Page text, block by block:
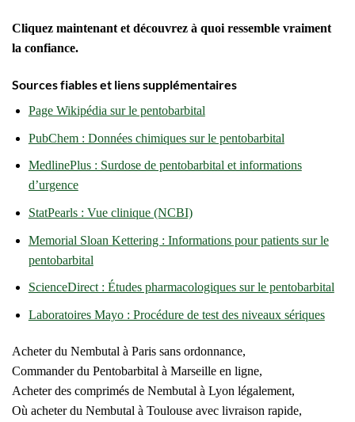
Cliquez maintenant et découvrez à quoi ressemble vraiment
la confiance.
Sources fiables et liens supplémentaires
Page Wikipédia sur le pentobarbital
PubChem : Données chimiques sur le pentobarbital
MedlinePlus : Surdose de pentobarbital et informations
d’urgence
StatPearls : Vue clinique (NCBI)
Memorial Sloan Kettering : Informations pour patients sur le
pentobarbital
ScienceDirect : Études pharmacologiques sur le pentobarbital
Laboratoires Mayo : Procédure de test des niveaux sériques
Acheter du Nembutal à Paris sans ordonnance,
Commander du Pentobarbital à Marseille en ligne,
Acheter des comprimés de Nembutal à Lyon légalement,
Où acheter du Nembutal à Toulouse avec livraison rapide,